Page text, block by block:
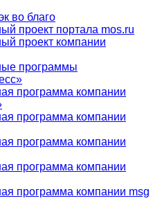
во благо
проект портала mos.ru
проект компании
программы
программа компании
программа компании
программа компании
программа компании
программа компании msg